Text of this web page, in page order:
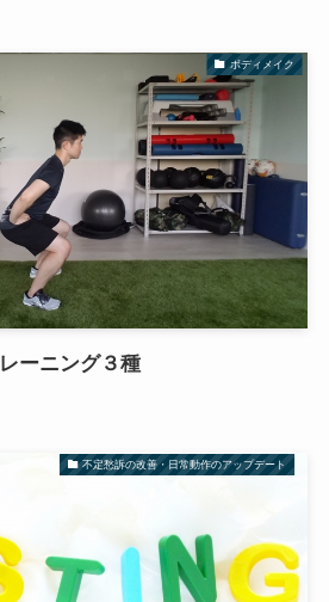
ボディメイク
ーニング３種
不定愁訴の改善・日常動作のアップデート